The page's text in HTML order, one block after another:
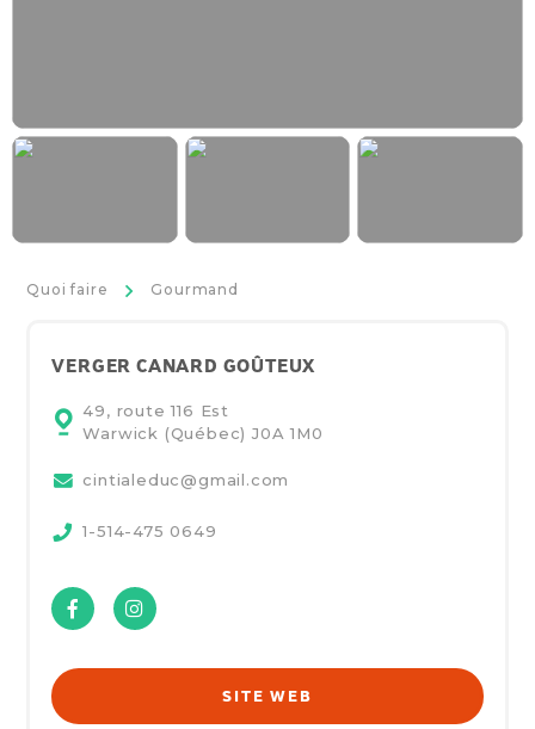
Quoi faire >
Gourmand
VERGER CANARD GOÛTEUX
49, route 116 Est
Warwick (Québec) J0A 1M0
cintialeduc@gmail.com
1-514-475 0649
FacebookInstagram
SITE WEB